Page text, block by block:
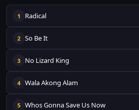
1 Radical
2 So Be It
3 No Lizard King
4 Wala Akong Alam
5 Whos Gonna Save Us Now